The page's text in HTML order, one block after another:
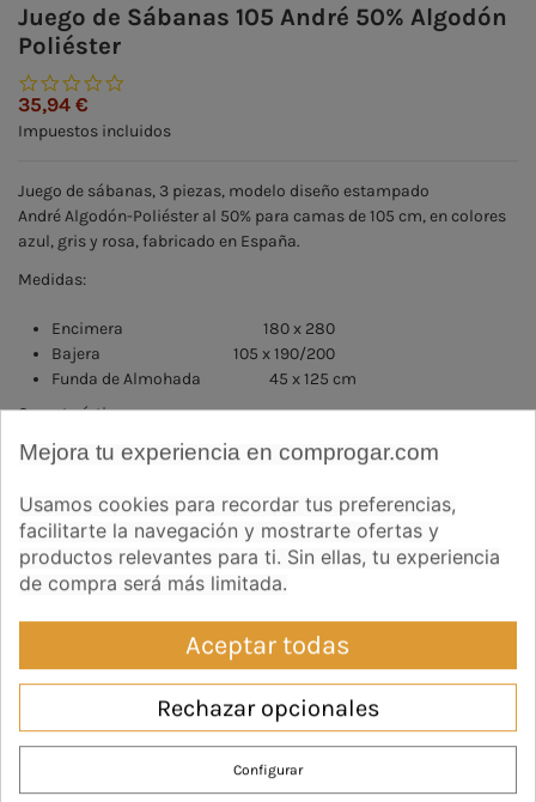
Juego de Sábanas 105 André 50% Algodón
Poliéster
35,94 €
Impuestos incluidos
Juego de sábanas, 3 piezas, modelo diseño estampado
André Algodón-Poliéster al 50% para camas de 105 cm, en colores
azul, gris y rosa, fabricado en España.
Medidas:
Encimera 180 x 280
Bajera 105 x 190/200
Funda de Almohada 45 x 125 cm
Características:
Diseño estampado
Bajera ajustable
Confección: Tira aplicada con vivo en encimera y almohada
Normas de conservación:
Temperatura máxima del agua 40º C.
No usar cloro (lejía)
Plancha máxima 150º C.
Colores intensos lavar por separado
Puede lavarse en seco
No frotar prendas estampadas
Ver opiniones
Mejora tu experiencia en comprogar.com
Usamos cookies para recordar tus preferencias,
facilitarte la navegación y mostrarte ofertas y
productos relevantes para ti. Sin ellas, tu experiencia
de compra será más limitada.
Aceptar todas
Rechazar opcionales
Configurar